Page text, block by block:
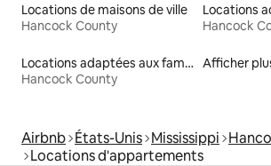
Locations de maisons de ville
Hancock County
Hancock
Locations adaptées aux familles
Hancock County
Afficher
Airbnb États-Unis Mississippi
Locations d'appartements